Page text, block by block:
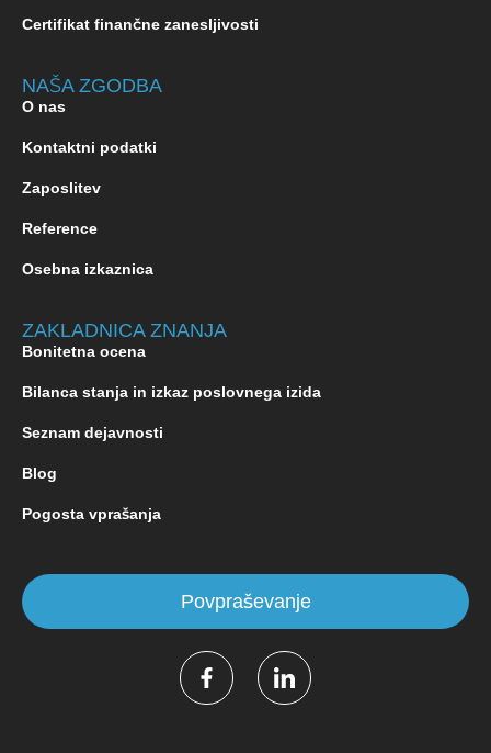
Certifikat finančne zanesljivosti
NAŠA ZGODBA
O nas
Kontaktni podatki
Zaposlitev
Reference
Osebna izkaznica
ZAKLADNICA ZNANJA
Bonitetna ocena
Bilanca stanja in izkaz poslovnega izida
Seznam dejavnosti
Blog
Pogosta vprašanja
Povpraševanje